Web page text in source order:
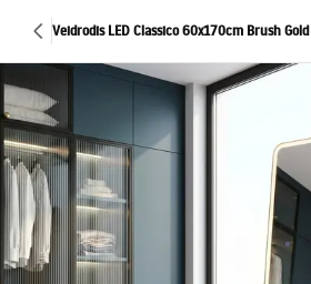
Veidrodis LED Classico 60x170cm Brush Gold